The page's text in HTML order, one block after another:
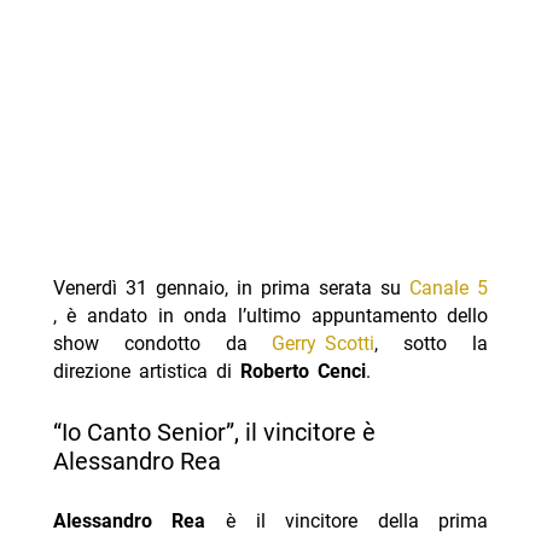
Venerdì 31 gennaio, in prima serata su Canale 5
, è andato in onda l’ultimo appuntamento dello
show condotto da Gerry Scotti, sotto la
direzione artistica di Roberto Cenci.
“Io Canto Senior”, il vincitore è
Alessandro Rea
Alessandro Rea è il vincitore della prima